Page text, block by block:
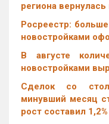
региона
Росреестр:
новостройками
В августе
новостройками
Cделок со
минувший месяц
рост составил 1,2%